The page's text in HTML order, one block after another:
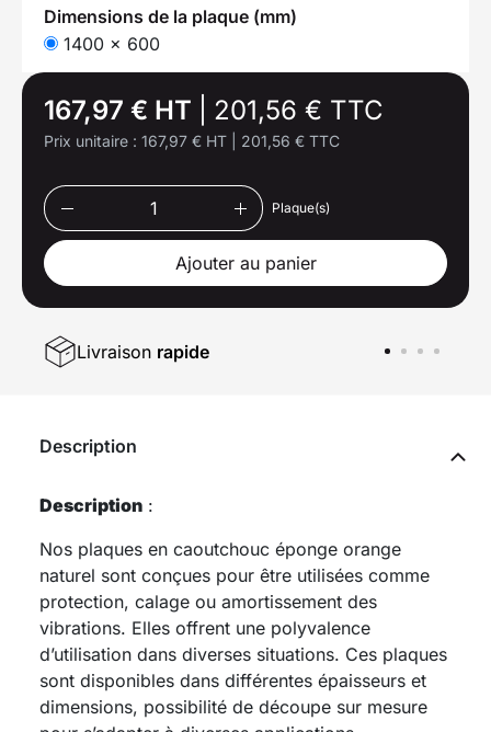
Dimensions de la plaque (mm)
1400 x 600
167,97 € HT 201,56 € TTC
Prix unitaire : 167,97 € HT 201,56 € TTC
Plaque(s)
Ajouter au panier
Livraison rapide
Description
Description :
Nos plaques en caoutchouc éponge orange
naturel sont conçues pour être utilisées comme
protection, calage ou amortissement des
vibrations. Elles offrent une polyvalence
d’utilisation dans diverses situations. Ces plaques
sont disponibles dans différentes épaisseurs et
dimensions, possibilité de découpe sur mesure